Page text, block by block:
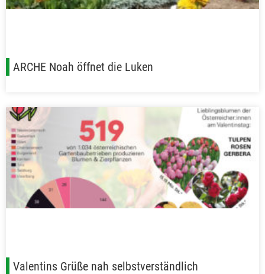
ARCHE Noah öffnet die Luken
Valentins Grüße nah selbstverständlich